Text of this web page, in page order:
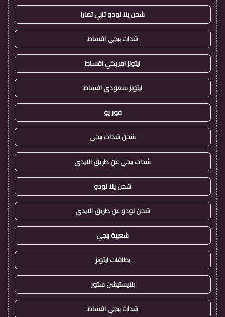
شحن يلا لودو تابي تمارا
شدات ببجي اقساط
ايتونز امريكي اقساط
ايتونز سعودي اقساط
فور يو
شحن شدات ببجي
شدات ببجي عن طريق الايدي
شحن يلا لودو
شحن لودو عن طريق الايدي
شعبية ببجي
بطاقات ايتونز
بلايستيشن ستور
شدات ببجي اقساط